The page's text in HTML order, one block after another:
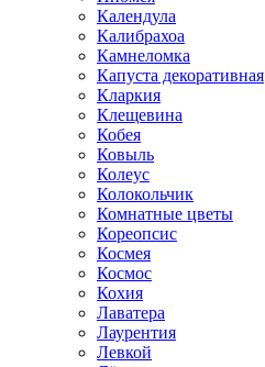
Календула
Калибрахоа
Камнеломка
Капуста декоративная
Кларкия
Клещевина
Кобея
Ковыль
Колеус
Колокольчик
Комнатные цветы
Кореопсис
Космея
Космос
Кохия
Лаватера
Лаурентия
Левкой